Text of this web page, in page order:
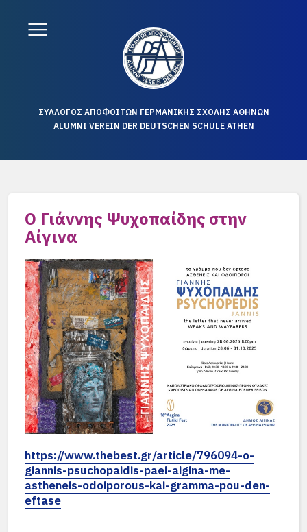
ΣΥΛΛΟΓΟΣ ΑΠΟΦΟΙΤΩΝ ΓΕΡΜΑΝΙΚΗΣ ΣΧΟΛΗΣ ΑΘΗΝΩΝ
ALUMNI VEREIN DER DEUTSCHEN SCHULE ATHEN
Ο Γιάννης Ψυχοπαίδης στην
Αίγινα
https://www.thebest.gr/article/796094-o-
giannis-psuchopaidis-paei-aigina-me-
astheneis-odoiporous-kai-gramma-pou-den-
eftase